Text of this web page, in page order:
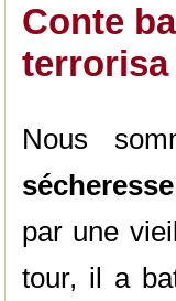
Conte
terrorisa
Nous
sécheresse
par une
tour, il a